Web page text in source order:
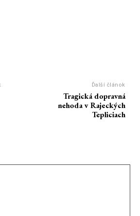
Ďalší článok
Tragická dopravná
nehoda v Rajeckých
Tepliciach